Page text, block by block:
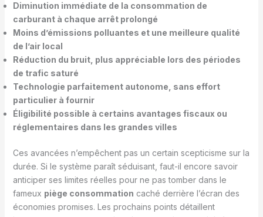
Diminution immédiate de la consommation de
carburant à chaque arrêt prolongé
Moins d’émissions polluantes et une meilleure qualité
de l’air local
Réduction du bruit, plus appréciable lors des périodes
de trafic saturé
Technologie parfaitement autonome, sans effort
particulier à fournir
Éligibilité possible à certains avantages fiscaux ou
réglementaires dans les grandes villes
Ces avancées n’empêchent pas un certain scepticisme sur la
durée. Si le système paraît séduisant, faut-il encore savoir
anticiper ses limites réelles pour ne pas tomber dans le
fameux piège consommation caché derrière l’écran des
économies promises. Les prochains points détaillent